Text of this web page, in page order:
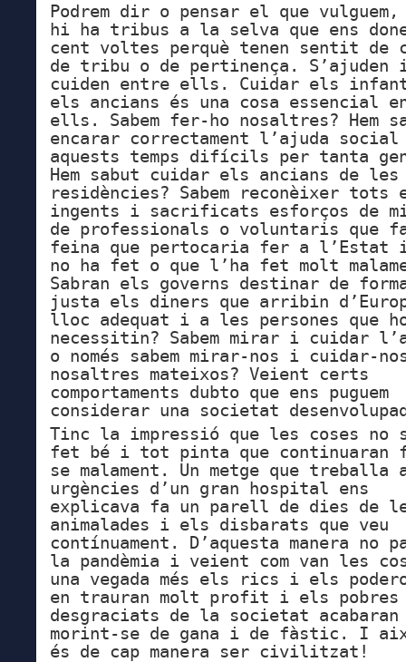
Podrem dir o pensar el que vulguem,
hi ha tribus a la selva que ens
cent voltes perquè tenen sentit de
de tribu o de pertinença. S’ajuden
cuiden entre ells. Cuidar els
els ancians és una cosa essencial
ells. Sabem fer-ho nosaltres? Hem
encarar correctament l’ajuda social
aquests temps difícils per tanta
Hem sabut cuidar els ancians de les
residències? Sabem reconèixer tots
ingents i sacrificats esforços de
de professionals o voluntaris que
feina que pertocaria fer a l’Estat
no ha fet o que l’ha fet molt
Sabran els governs destinar de
justa els diners que arribin
lloc adequat i a les persones que
necessitin? Sabem mirar i cuidar
o només sabem mirar-nos i cuidar-
nosaltres mateixos? Veient certs
comportaments dubto que ens puguem
considerar una societat
Tinc la impressió que les coses no
fet bé i tot pinta que continuaran
se malament. Un metge que treballa
urgències d’un gran hospital ens
explicava fa un parell de dies de
animalades i els disbarats que veu
contínuament. D’aquesta manera no
la pandèmia i veient com van les
una vegada més els rics i els
en trauran molt profit i els
desgraciats de la societat acabaran
morint-se de gana i de fàstic. I
és de cap manera ser civilitzat!